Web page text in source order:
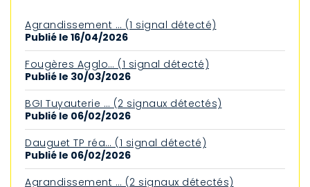
Agrandissement … (1 signal détecté)
Publié le 16/04/2026
Fougères Agglo… (1 signal détecté)
Publié le 30/03/2026
BGI Tuyauterie … (2 signaux détectés)
Publié le 06/02/2026
Dauguet TP réa… (1 signal détecté)
Publié le 06/02/2026
Agrandissement … (2 signaux détectés)